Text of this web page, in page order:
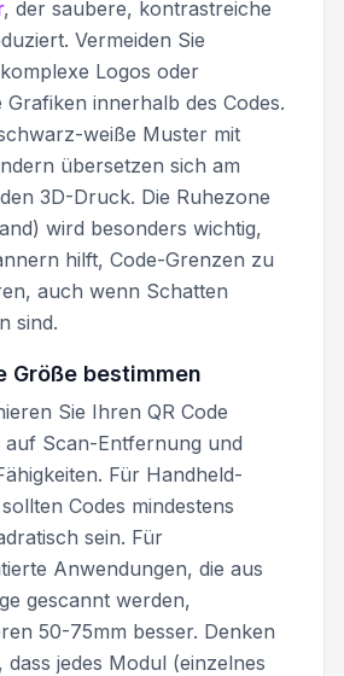
, der saubere, kontrastreiche
Vermeiden Sie
Logos oder
Grafiken innerhalb des Codes.
weiße Muster mit
übersetzen sich am
3D-Druck. Die Ruhezone
wird besonders wichtig,
hilft, Code-Grenzen zu
auch wenn Schatten
sind.
Größe bestimmen
Sie Ihren QR Code
auf Scan-Entfernung und
Für Handheld-
Codes mindestens
sein. Für
Anwendungen, die aus
gescannt werden,
50-75mm besser. Denken
dass jedes Modul (einzelnes